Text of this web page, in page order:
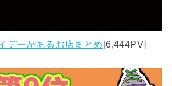
デーがあるお店まとめ [6,444PV]